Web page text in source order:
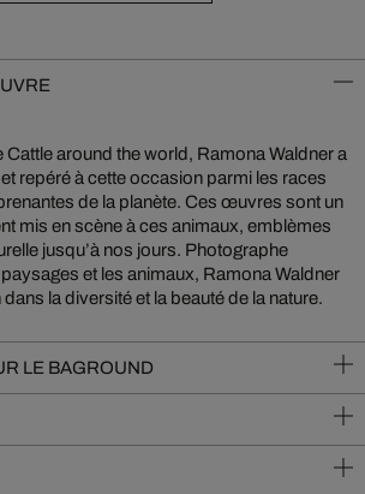
Cattle around the world, Ramona Waldner a
repéré à cette occasion parmi les races
de la planète. Ces œuvres sont un
mis en scène à ces animaux, emblèmes
jusqu’à nos jours. Photographe
et les animaux, Ramona Waldner
la diversité et la beauté de la nature.
LE BAGROUND